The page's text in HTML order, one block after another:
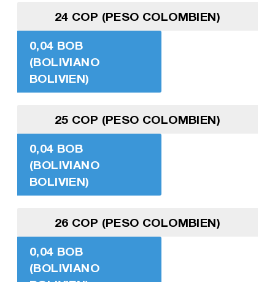
24 COP (PESO COLOMBIEN)
0,04 BOB
(BOLIVIANO
BOLIVIEN)
25 COP (PESO COLOMBIEN)
0,04 BOB
(BOLIVIANO
BOLIVIEN)
26 COP (PESO COLOMBIEN)
0,04 BOB
(BOLIVIANO